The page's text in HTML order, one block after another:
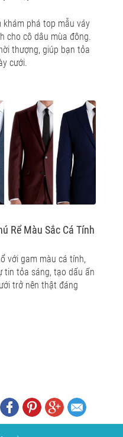
khám phá top mẫu váy
cho cô dâu mùa đông.
thượng, giúp bạn tỏa
cưới.
Rể Màu Sắc Cá Tính
với gam màu cá tính,
tin tỏa sáng, tạo dấu ấn
trở nên thật đáng